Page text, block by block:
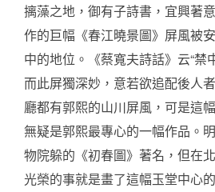
摛藻之地，御有子詩書，宜興著
作的巨幅《春江曉景圖》屏風被
中的地位。《蔡寬夫詩話》云“禁
而此屏獨深妙，意若欲追配後人
廳都有郭熙的山川屏風，可是這
無疑是郭熙最專心的一幅作品。
物院躲的《初春圖》著名，但在
光榮的事就是畫了這幅玉堂中心